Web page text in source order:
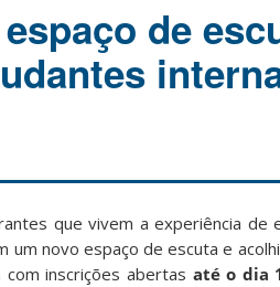
de
que vivem a experiência de
um novo espaço de escuta e
inscrições abertas até o dia